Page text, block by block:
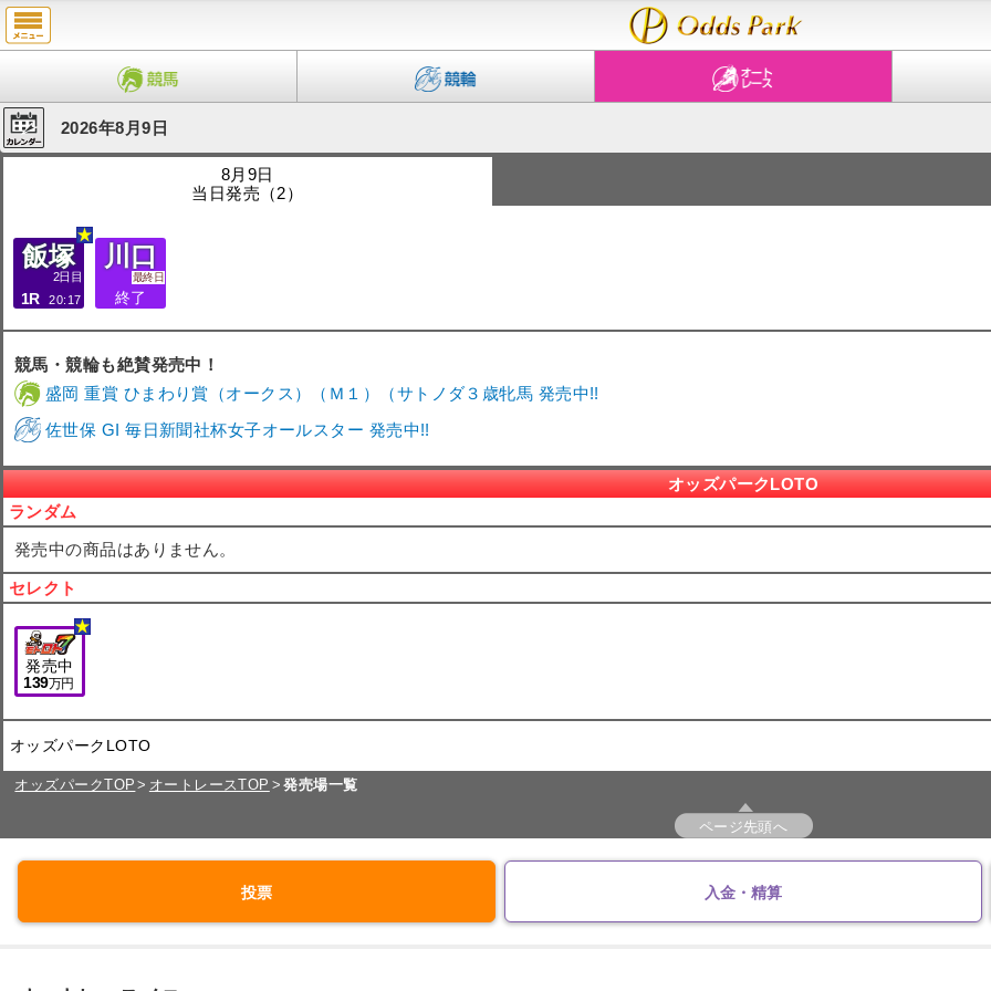
2026年8月9日
8月9日
当日発売（2）
飯塚
2日目
1R 20:17
川口
最終日
終了
競馬・競輪も絶賛発売中！
盛岡 重賞 ひまわり賞（オークス）（Ｍ１）（サトノダ３歳牝馬 発売中!!
佐世保 GI 毎日新聞社杯女子オールスター 発売中!!
オッズパークLOTO
ランダム
発売中の商品はありません。
セレクト
発売中
139万円
オッズパークLOTO
オッズパークTOP オートレースTOP 発売場一覧
ページ先頭へ
投票 入金・精算